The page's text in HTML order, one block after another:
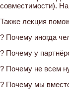
совместимости).
Также лекция
? Почему иногда
? Почему у
? Почему не всем
? Почему мы